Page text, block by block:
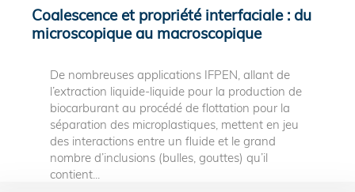
Coalescence et propriété interfaciale : du
microscopique au macroscopique
De nombreuses applications IFPEN, allant de
l’extraction liquide-liquide pour la production de
biocarburant au procédé de flottation pour la
séparation des microplastiques, mettent en jeu
des interactions entre un fluide et le grand
nombre d’inclusions (bulles, gouttes) qu’il
contient...